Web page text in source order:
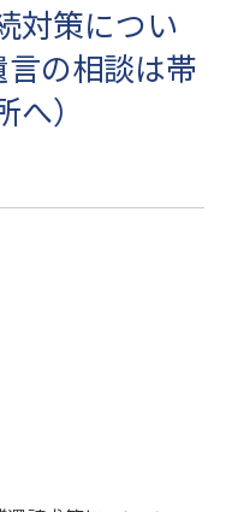
対策につい
の相談は帯
）